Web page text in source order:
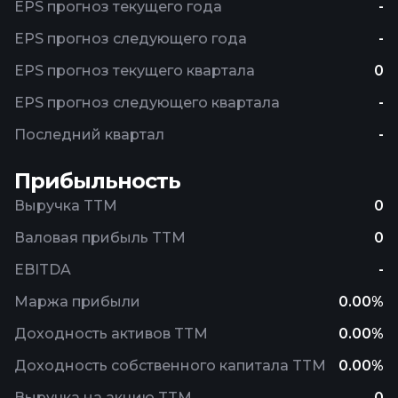
EPS прогноз текущего года
-
EPS прогноз следующего года
-
EPS прогноз текущего квартала
0
EPS прогноз следующего квартала
-
Последний квартал
-
Прибыльность
Выручка TTM
0
Валовая прибыль TTM
0
EBITDA
-
Маржа прибыли
0.00%
Доходность активов TTM
0.00%
Доходность собственного капитала TTM
0.00%